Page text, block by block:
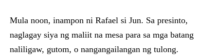
Mula noon, inampon ni Rafael si Jun. Sa presinto,
naglagay siya ng maliit na mesa para sa mga batang
naliligaw, gutom, o nangangailangan ng tulong.